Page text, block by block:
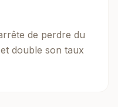
de perdre du
double son taux